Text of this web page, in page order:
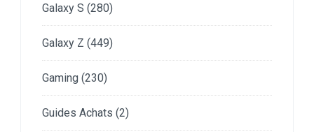
Galaxy S (280)
Galaxy Z (449)
Gaming (230)
Guides Achats (2)